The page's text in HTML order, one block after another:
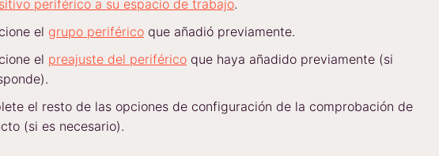
periférico a su espacio de trabajo.
el grupo periférico que añadió previamente.
el preajuste del periférico que haya añadido previamente (si
el resto de las opciones de configuración de la comprobación de
(si es necesario).